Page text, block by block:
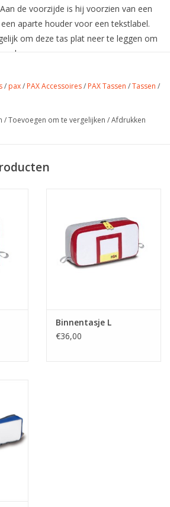
de voorzijde is hij voorzien van een
aparte houder voor een tekstlabel.
om deze tas plat neer te leggen om
/ pax/ PAX Accessoires/ PAX Tassen /Tassen /
/Toevoegen om te vergelijken /Afdrukken
Binnentasje L
€36,00